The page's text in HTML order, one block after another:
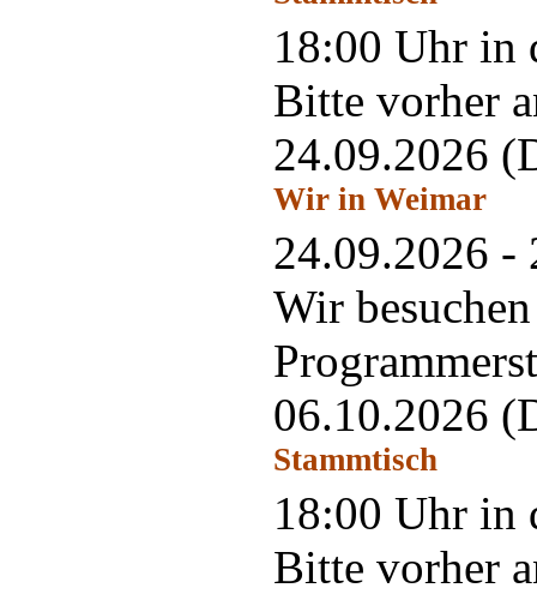
18:00 Uhr in
Bitte vorher
24.09.2026
Wir in Weimar
24.09.2026 -
Wir
06.10.2026
Stammtisch
18:00 Uhr in
Bitte vorher